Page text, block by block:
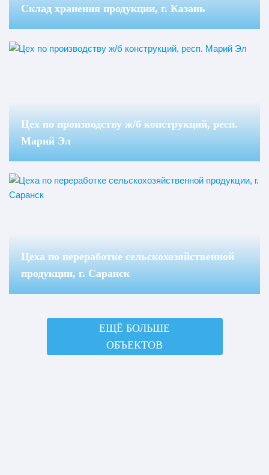
Склад хранения продукции, г. Казань
Цех по производству ж/б конструкций, респ.
Марий Эл
Цеха по переработке сельскохозяйственной
продукции, г. Саранск
ЕЩЁ БОЛЬШЕ
ОБЪЕКТОВ